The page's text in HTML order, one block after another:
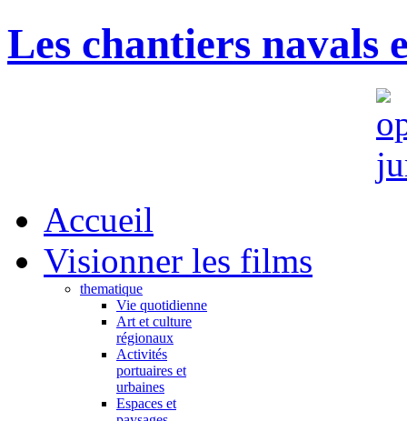
Les chantiers navals
Accueil
Visionner les films
thematique
Vie quotidienne
Art et culture
régionaux
Activités
portuaires et
urbaines
Espaces et